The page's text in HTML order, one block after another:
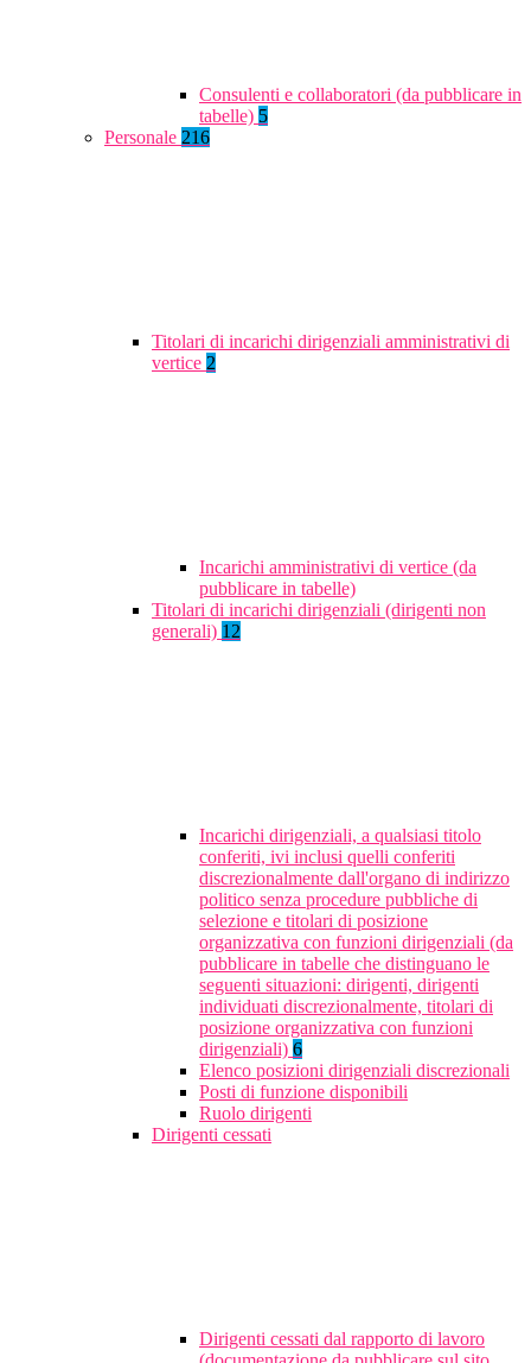
Consulenti e collaboratori (da pubblicare in
tabelle) 5
Personale 216
Titolari di incarichi dirigenziali amministrativi di
vertice 2
Incarichi amministrativi di vertice (da
pubblicare in tabelle)
Titolari di incarichi dirigenziali (dirigenti non
generali) 12
Incarichi dirigenziali, a qualsiasi titolo
conferiti, ivi inclusi quelli conferiti
discrezionalmente dall'organo di indirizzo
politico senza procedure pubbliche di
selezione e titolari di posizione
organizzativa con funzioni dirigenziali (da
pubblicare in tabelle che distinguano le
seguenti situazioni: dirigenti, dirigenti
individuati discrezionalmente, titolari di
posizione organizzativa con funzioni
dirigenziali) 6
Elenco posizioni dirigenziali discrezionali
Posti di funzione disponibili
Ruolo dirigenti
Dirigenti cessati
Dirigenti cessati dal rapporto di lavoro